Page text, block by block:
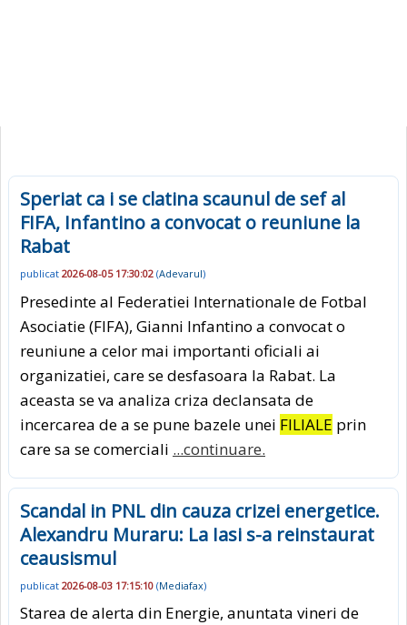
Speriat ca i se clatina scaunul de sef al
FIFA, Infantino a convocat o reuniune la
Rabat
publicat 2026-08-05 17:30:02 (Adevarul)
Presedinte al Federatiei Internationale de Fotbal
Asociatie (FIFA), Gianni Infantino a convocat o
reuniune a celor mai importanti oficiali ai
organizatiei, care se desfasoara la Rabat. La
aceasta se va analiza criza declansata de
incercarea de a se pune bazele unei FILIALE prin
care sa se comerciali ...continuare.
Scandal in PNL din cauza crizei energetice.
Alexandru Muraru: La Iasi s-a reinstaurat
ceausismul
publicat 2026-08-03 17:15:10 (Mediafax)
Starea de alerta din Energie, anuntata vineri de